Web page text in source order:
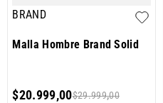
BRAND
Malla Hombre Brand Solid
$20.999,00$29.999,00